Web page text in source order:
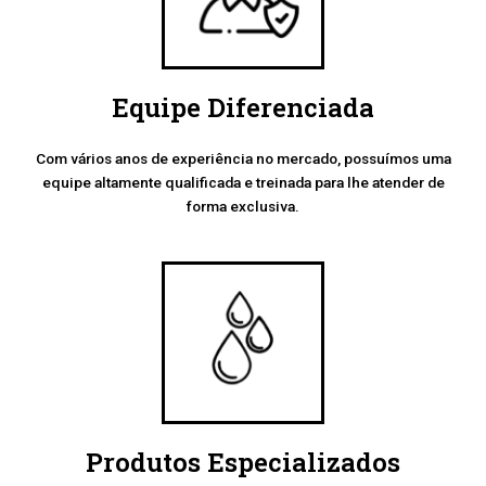
Equipe Diferenciada
Com vários anos de experiência no mercado, possuímos uma
equipe altamente qualificada e treinada para lhe atender de
forma exclusiva.
Produtos Especializados